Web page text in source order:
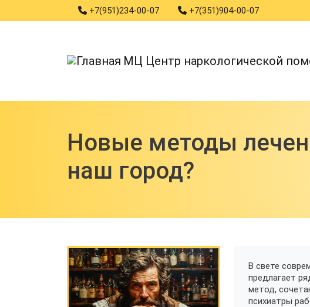
Перейти к основному содержанию
Phones
+7(951)234-00-07 +7(351)904-00-07
МЦ Центр наркологической
Новые методы
наш город?
В свете
предлагает
метод,
психиатры